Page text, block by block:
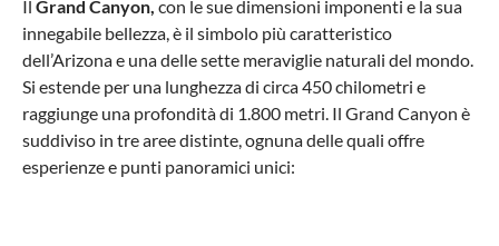
Il Grand Canyon, con le sue dimensioni imponenti e la sua
innegabile bellezza, è il simbolo più caratteristico
dell’Arizona e una delle sette meraviglie naturali del mondo.
Si estende per una lunghezza di circa 450 chilometri e
raggiunge una profondità di 1.800 metri. Il Grand Canyon è
suddiviso in tre aree distinte, ognuna delle quali offre
esperienze e punti panoramici unici: